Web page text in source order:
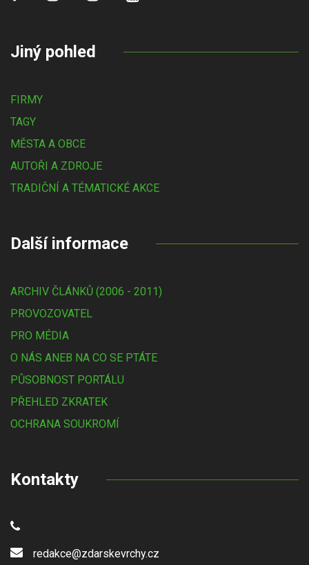
Jiný pohled
FIRMY
TAGY
MĚSTA A OBCE
AUTOŘI A ZDROJE
TRADIČNÍ A TÉMATICKÉ AKCE
Další informace
ARCHIV ČLÁNKŮ (2006 - 2011)
PROVOZOVATEL
PRO MÉDIA
O NÁS ANEB NA CO SE PTÁTE
PŮSOBNOST PORTÁLU
PŘEHLED ZKRATEK
OCHRANA SOUKROMÍ
Kontakty
redakce@zdarskevrchy.cz